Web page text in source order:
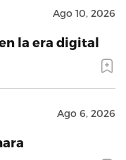
Ago 10, 2026
la era digital
Ago 6, 2026